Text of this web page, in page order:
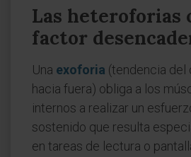
Las heteroforias
factor
Una exoforia (tendencia del
hacia fuera) obliga a los
internos a realizar un
sostenido que resulta
en tareas de lectura o